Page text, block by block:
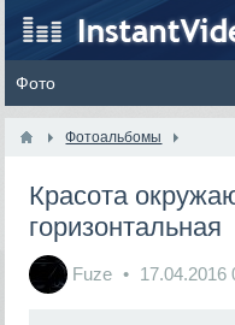
Фотоальбомы
Красота
горизонтальная
Fuze 17.04.2016